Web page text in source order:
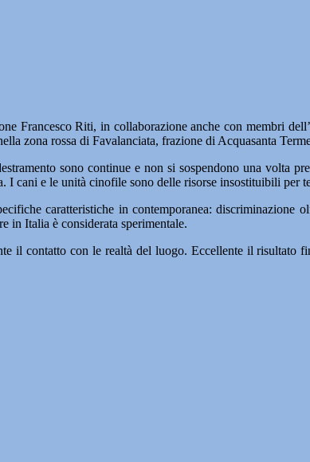
Riti, in collaborazione anche con membri
zona rossa di Favalanciata, frazione di Acquasanta
sono continue e non si sospendono una volta
I cani e le unità cinofile sono delle risorse insostituibili per
caratteristiche in contemporanea: discriminazione
in Italia è considerata sperimentale.
il contatto con le realtà del luogo. Eccellente il risultato